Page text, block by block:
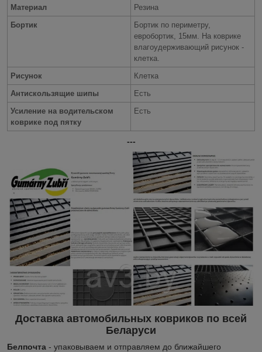
Материал
Резина
Бортик
Бортик по периметру,
евробортик, 15мм. На коврике
влагоудерживающий рисунок -
клетка.
Рисунок
Клетка
Антискользящие шипы
Есть
Усиление на водительском
коврике под пятку
Есть
---
Доставка автомобильных ковриков по всей
Беларуси
Белпочта - упаковываем и отправляем до ближайшего